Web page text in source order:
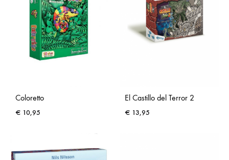
Coloretto
€ 10,95
El Castillo del Terror 2
€ 13,95